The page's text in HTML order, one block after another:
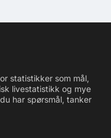
statistikker som mål,
livestatistikk og mye
har spørsmål, tanker